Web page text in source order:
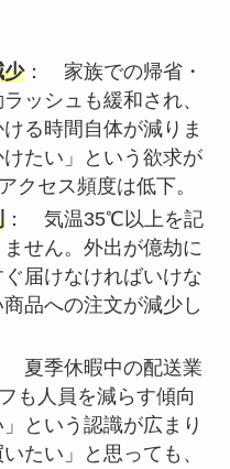
少： 家族での帰省・
ッシュも緩和され、
る時間自体が減りま
たい」という欲求が
クセス頻度は低下。
： 気温35℃以上を記
せん。外出が億劫に
届けなければいけな
品への注文が減少し
夏季休暇中の配送業
も人員を減らす傾向
という認識が広まり
たい」と思っても、